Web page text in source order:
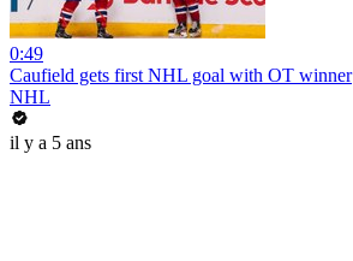
0:49
Caufield gets first NHL goal with OT winner
NHL
il y a 5 ans